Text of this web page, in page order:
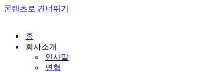
콘텐츠로 건너뛰기
홈
회사소개
인사말
연혁